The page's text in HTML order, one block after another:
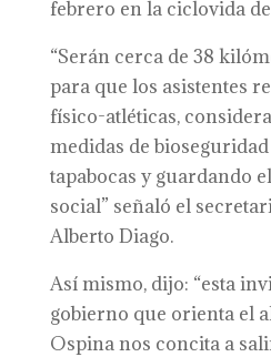
febrero en la ciclovida
“Serán cerca de 38
para que los asistentes
físico-atléticas,
medidas de
tapabocas y guardando
social” señaló el
Alberto Diago.
Así mismo, dijo: “esta
gobierno que orienta el
Ospina nos concita a